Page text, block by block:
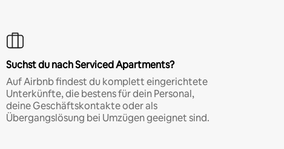
Suchst du nach Serviced Apartments?
Auf Airbnb findest du komplett eingerichtete
Unterkünfte, die bestens für dein Personal,
deine Geschäftskontakte oder als
Übergangslösung bei Umzügen geeignet sind.